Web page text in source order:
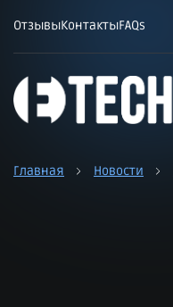
ОтзывыКонтактыFAQs
Главная Новости